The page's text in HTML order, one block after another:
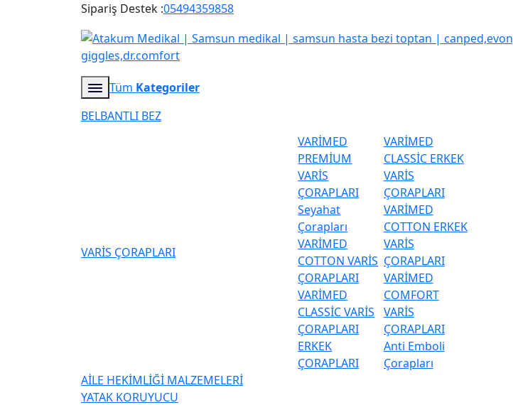
Sipariş Destek :05494359858
Tüm Kategoriler
BELBANTLI BEZ
VARİS ÇORAPLARI
VARİMED
PREMİUM
VARİS
ÇORAPLARI
Seyahat
Çorapları
VARİMED
COTTON VARİS
ÇORAPLARI
VARİMED
CLASSİC VARİS
ÇORAPLARI
ERKEK
ÇORAPLARI
VARİMED
CLASSİC ERKEK
VARİS
ÇORAPLARI
VARİMED
COTTON ERKEK
VARİS
ÇORAPLARI
VARİMED
COMFORT
VARİS
ÇORAPLARI
Anti Emboli
Çorapları
AİLE HEKİMLİĞİ MALZEMELERİ
YATAK KORUYUCU